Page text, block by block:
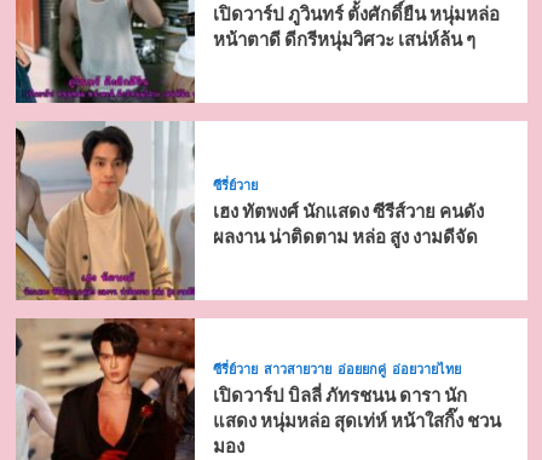
เปิดวาร์ป ภูวินทร์ ตั้งศักดิ์ยืน หนุ่มหล่อ
หน้าตาดี ดีกรีหนุ่มวิศวะ เสน่ห์ล้น ๆ
ซีรี่ย์วาย
เฮง ทัตพงศ์ นักแสดง ซีรีส์วาย คนดัง
ผลงาน น่าติดตาม หล่อ สูง งามดีจัด
ซีรี่ย์วาย สาวสายวาย อ่อยยกคู่ อ่อยวายไทย
เปิดวาร์ป บิลลี่ ภัทรชนน ดารา นัก
แสดง หนุ่มหล่อ สุดเท่ห์ หน้าใสกิ๊ง ชวน
มอง